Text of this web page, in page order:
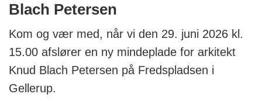
Blach Petersen
Kom og vær med, når vi den 29. juni 2026 kl.
15.00 afslører en ny mindeplade for arkitekt
Knud Blach Petersen på Fredspladsen i
Gellerup.